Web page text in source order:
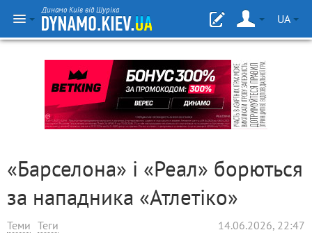
Динамо Київ від Шуріка
UA
«Барселона» і «Реал» борються
за нападника «Атлетіко»
Теми Теги 14.06.2026, 22:47